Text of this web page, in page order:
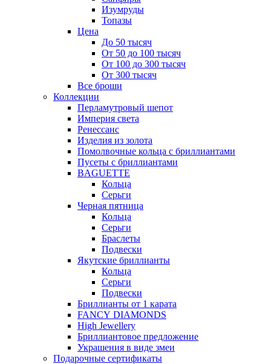
Изумруды
Топазы
Цена
До 50 тысяч
От 50 до 100 тысяч
От 100 до 300 тысяч
От 300 тысяч
Все броши
Коллекции
Перламутровый шепот
Империя света
Ренессанс
Изделия из золота
Помолвочные кольца с бриллиантами
Пусеты с бриллиантами
BAGUETTE
Кольца
Серьги
Черная пятница
Кольца
Серьги
Браслеты
Подвески
Якутские бриллианты
Кольца
Серьги
Подвески
Бриллианты от 1 карата
FANCY DIAMONDS
High Jewellery
Бриллиантовое предложение
Украшения в виде змеи
Подарочные сертификаты